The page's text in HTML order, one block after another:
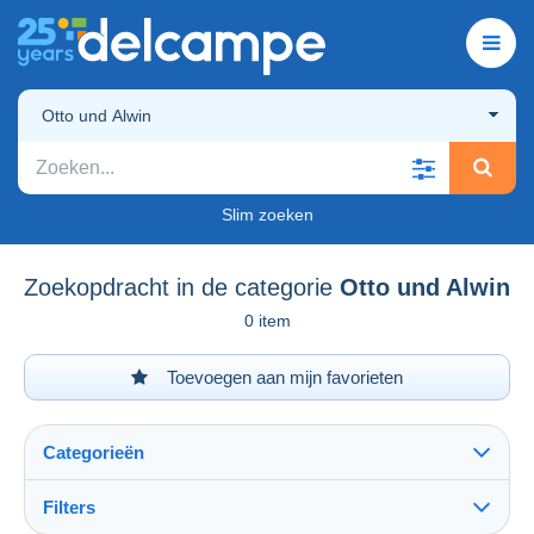
Otto und Alwin
Slim zoeken
Zoekopdracht in de categorie Otto und Alwin
0 item
Toevoegen aan mijn favorieten
Categorieën
Filters